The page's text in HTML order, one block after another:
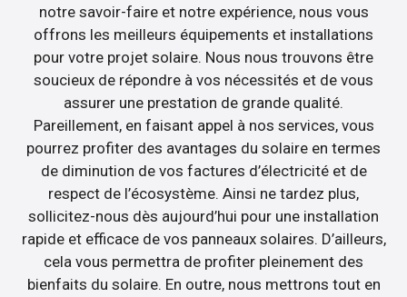
notre savoir-faire et notre expérience, nous vous
offrons les meilleurs équipements et installations
pour votre projet solaire. Nous nous trouvons être
soucieux de répondre à vos nécessités et de vous
assurer une prestation de grande qualité.
Pareillement, en faisant appel à nos services, vous
pourrez profiter des avantages du solaire en termes
de diminution de vos factures d’électricité et de
respect de l’écosystème. Ainsi ne tardez plus,
sollicitez-nous dès aujourd’hui pour une installation
rapide et efficace de vos panneaux solaires. D’ailleurs,
cela vous permettra de profiter pleinement des
bienfaits du solaire. En outre, nous mettrons tout en